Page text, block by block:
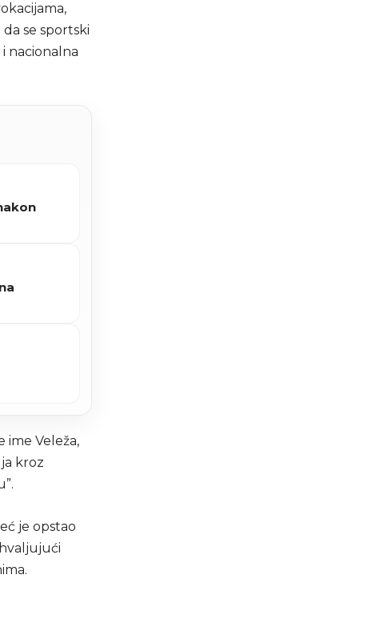
se sportski
nacionalna
ime Veleža,
kroz
je opstao